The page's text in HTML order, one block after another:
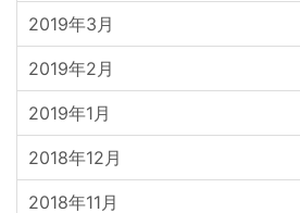
2019年3月
2019年2月
2019年1月
2018年12月
2018年11月